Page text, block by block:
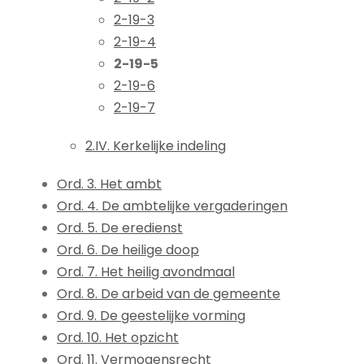
2-19-3
2-19-4
2-19-5
2-19-6
2-19-7
2.IV. Kerkelijke indeling
Ord. 3. Het ambt
Ord. 4. De ambtelijke vergaderingen
Ord. 5. De eredienst
Ord. 6. De heilige doop
Ord. 7. Het heilig avondmaal
Ord. 8. De arbeid van de gemeente
Ord. 9. De geestelijke vorming
Ord. 10. Het opzicht
Ord. 11. Vermogensrecht